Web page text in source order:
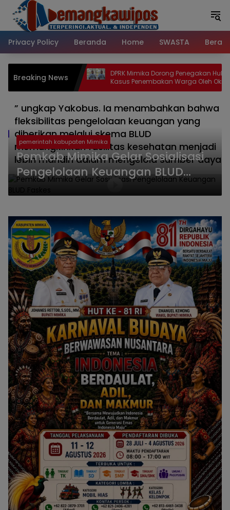
Langsung
konten
Privacy Policy
Beranda Home SWASTA
Breaking News
Penegakan Hukum
Warga Oleh Oknum
Residence
Bapemperda DPRK Mimika Dorong
Ranperda Air Minum Masuk
Anwar: Saatnya Tata Kelola Air
” ungkap Yakobus. Ia menambahkan bahwa
fleksibilitas pengelolaan keuangan yang
diberikan melalui skema BLUD
memungkinkan fasilitas kesehatan menjadi
lebih mandiri dalam mengelola sumber daya
pemerintah kabupaten Mimika
Pemkab Mimika Gelar Sosialisasi
Pengelolaan Keuangan BLUD
Faskes